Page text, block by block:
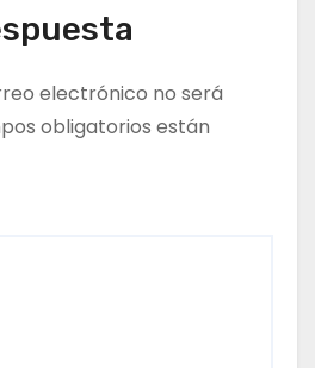
electrónico no será
obligatorios están